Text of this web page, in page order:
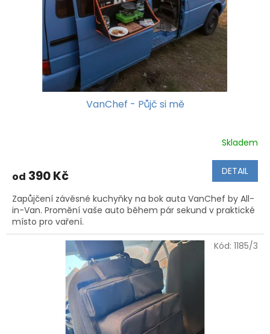
VanChef - Půjč si mě
Skladem
od 390 Kč DETAIL
Zapůjčení závěsné kuchyňky na bok auta VanChef by All-
in-Van. Promění vaše auto během pár sekund v praktické
místo pro vaření.
Kód: 1185/3